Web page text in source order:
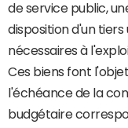
de service public,
disposition d'un
nécessaires à
Ces biens font
l'échéance de la
budgétaire